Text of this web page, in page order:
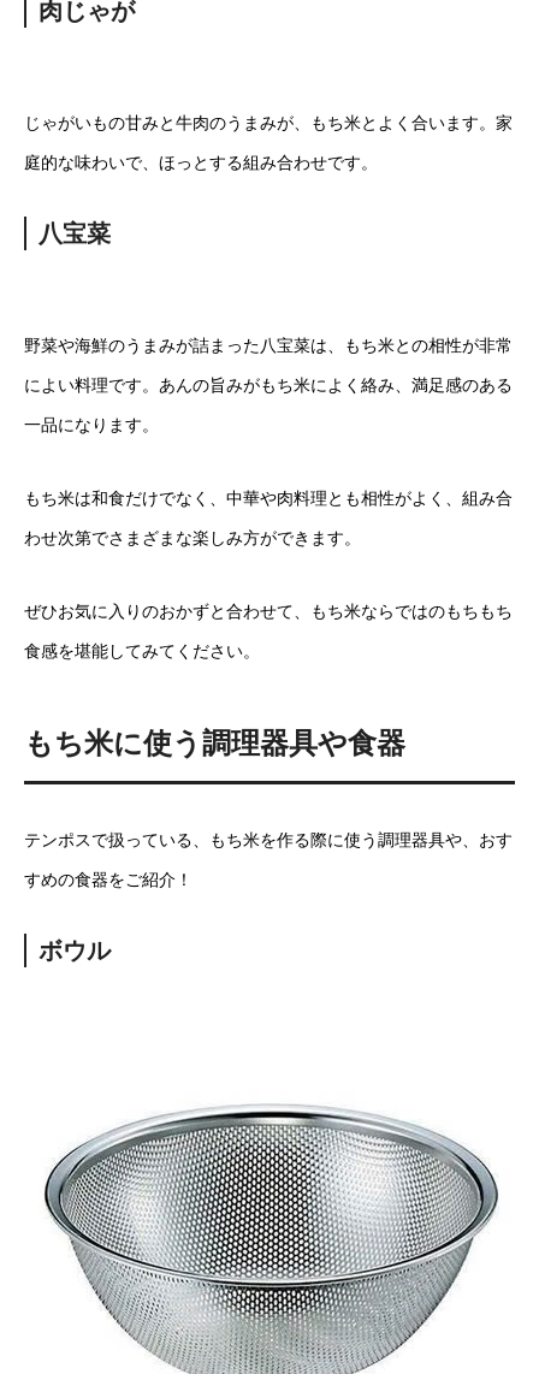
肉じゃが
じゃがいもの甘みと牛肉のうまみが、もち米とよく合います。家
庭的な味わいで、ほっとする組み合わせです。
八宝菜
野菜や海鮮のうまみが詰まった八宝菜は、もち米との相性が非常
によい料理です。あんの旨みがもち米によく絡み、満足感のある
一品になります。
もち米は和食だけでなく、中華や肉料理とも相性がよく、組み合
わせ次第でさまざまな楽しみ方ができます。
ぜひお気に入りのおかずと合わせて、もち米ならではのもちもち
食感を堪能してみてください。
もち米に使う調理器具や食器
テンポスで扱っている、もち米を作る際に使う調理器具や、おす
すめの食器をご紹介！
ボウル